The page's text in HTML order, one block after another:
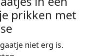
prikken met
niet erg is.